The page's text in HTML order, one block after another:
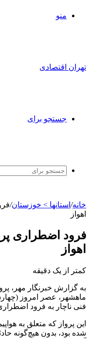
منو
تهران اقتصادی
جستجو برای
خانه/ استانها > خوزستان/
اهواز
فرود اضطراری
اهواز
کمتر از یک دقیقه
فنی ناچار به فرود
شده بود، بدون هیچ‌گونه